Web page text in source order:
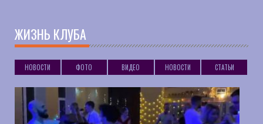
ЖИЗНЬ КЛУБА
НОВОСТИ ФОТО ВИДЕО НОВОСТИ СТАТЬИ